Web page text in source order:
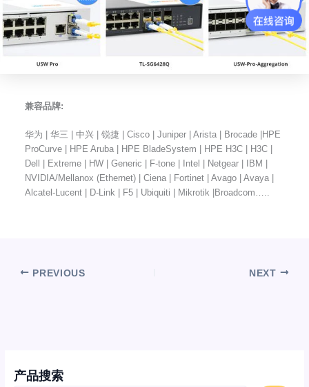
产品搜索
兼容品牌:
华为 | 华三 | 中兴 | 锐捷 | Cisco | Juniper | Arista | Brocade |HPE
ProCurve | HPE Aruba | HPE BladeSystem | HPE H3C | H3C |
Dell | Extreme | HW | Generic | F-tone | Intel | Netgear | IBM |
NVIDIA/Mellanox (Ethernet) | Ciena | Fortinet | Avago | Avaya |
Alcatel-Lucent | D-Link | F5 | Ubiquiti | Mikrotik |Broadcom…..
PREVIOUS NEXT